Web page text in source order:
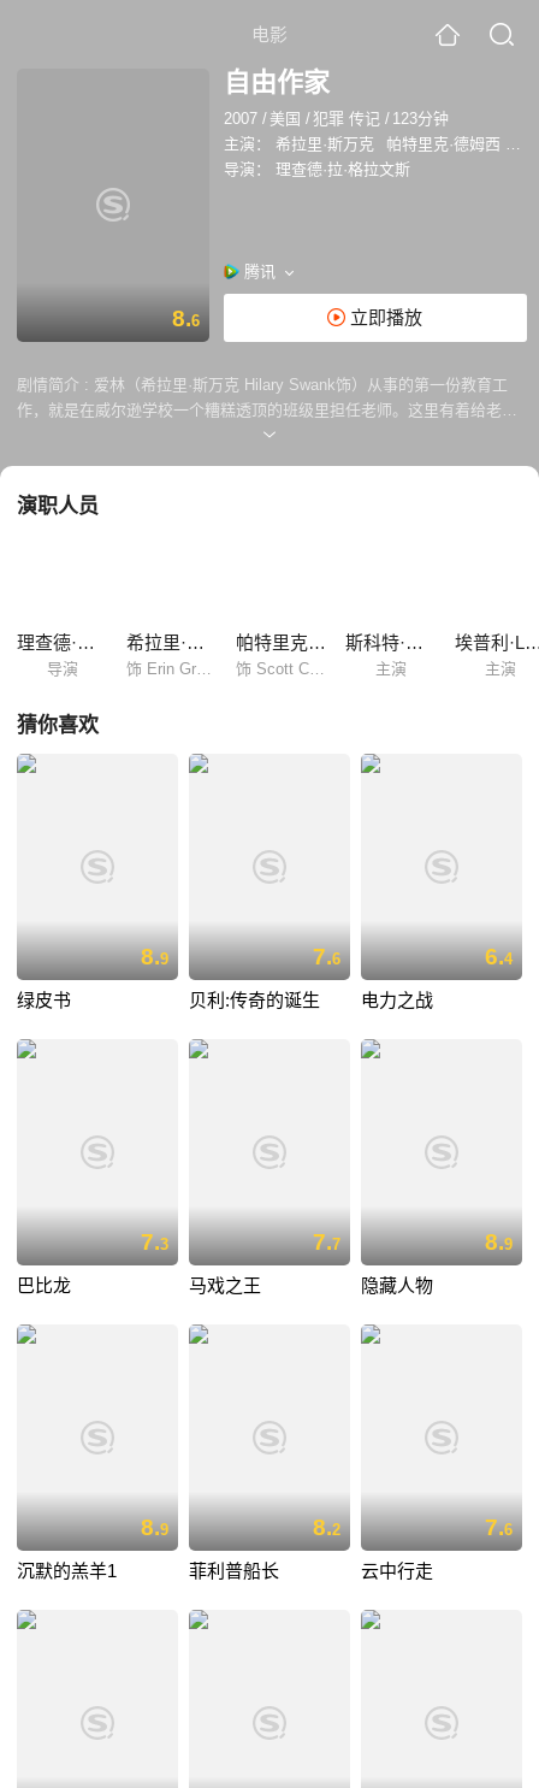
电影
8.6
自由作家
2007 / 美国 /犯罪 传记 / 123分钟
主演：
希拉里·斯万克 帕特里克·德姆西
斯
导演：
理查德·拉·格拉文斯
腾讯
立即播放
剧情简介 : 爱林（希拉里·斯万克 Hilary Swank饰）从事的第一份教育工
作，就是在威尔逊学校一个糟糕透顶的班级里担任老师。这里有着给老师
们带来噩梦的学生：他们虚度光阴，消磨时辰，把学校当成18岁之前的游
意，可是，作为一名白人老师，孩子们对她树起了重重心墙，爱林的教育
演职人员
理查德·拉·格拉文斯
导演
希拉里·斯万克 帕特里克·德姆西 斯科特·格伦
主演
埃普利·L·
主演
猜你喜欢
8.9
绿皮书
7.6
贝利:传奇的诞生
6.4
电力之战
7.3
巴比龙
7.7
马戏之王
8.9
隐藏人物
8.9
沉默的羔羊1
8.2
菲利普船长
7.6
云中行走